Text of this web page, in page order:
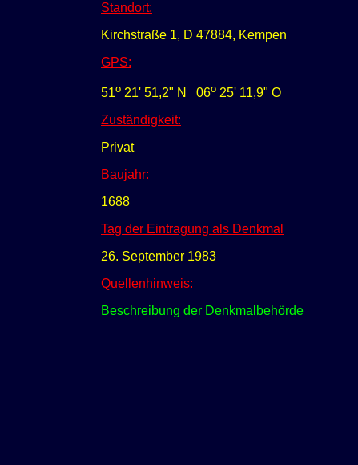
Standort:
Kirchstraße 1, D 47884, Kempen
GPS:
51o 21' 51,2" N 06o 25' 11,9" O
Zuständigkeit:
Privat
Baujahr:
1688
Tag der Eintragung als Denkmal
26. September 1983
Quellenhinweis:
Beschreibung der Denkmalbehörde